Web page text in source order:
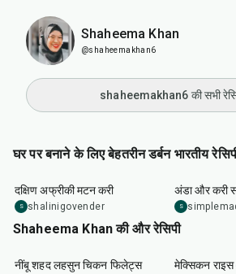
Shaheema Khan
@shaheemakhan6
shaheemakhan6 की सभी
घर पर बनाने के लिए बेहतरीन डर्बन भारतीय
20
दक्षिण अफ्रीकी मटन करी
S shalinigovender
15
अंडा और करी
S
Shaheema Khan की और रेसिपी
नींबू शहद लहसुन चिकन फिलेट्स
मेक्सिकन